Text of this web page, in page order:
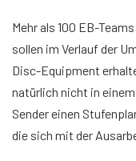
Mehr als 100 EB-
sollen im Verlauf der
Disc-Equipment
natürlich nicht in
Sender einen
die sich mit der